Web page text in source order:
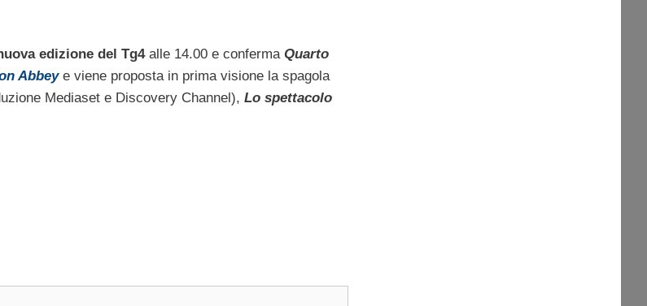
edizione del Tg4alle 14.00 e conferma Quarto
Abbeye viene proposta in prima visione la spagola
Mediaset e Discovery Channel), Lo spettacolo